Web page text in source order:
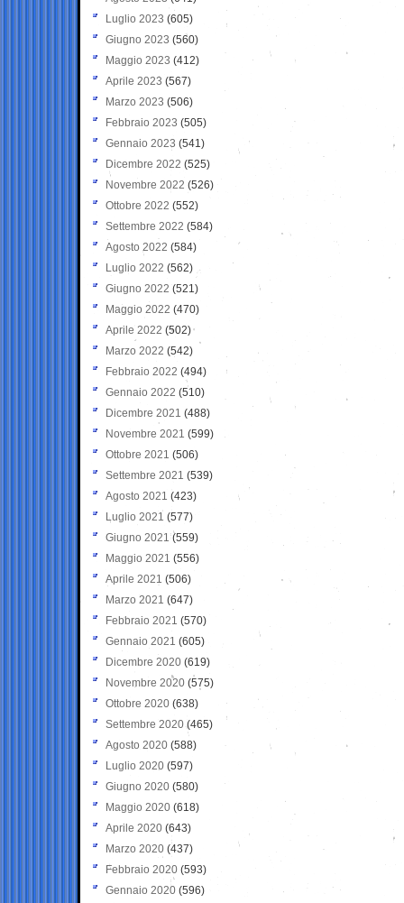
Luglio 2023 (605)
Giugno 2023 (560)
Maggio 2023 (412)
Aprile 2023 (567)
Marzo 2023 (506)
Febbraio 2023 (505)
Gennaio 2023 (541)
Dicembre 2022 (525)
Novembre 2022 (526)
Ottobre 2022 (552)
Settembre 2022 (584)
Agosto 2022 (584)
Luglio 2022 (562)
Giugno 2022 (521)
Maggio 2022 (470)
Aprile 2022 (502)
Marzo 2022 (542)
Febbraio 2022 (494)
Gennaio 2022 (510)
Dicembre 2021 (488)
Novembre 2021 (599)
Ottobre 2021 (506)
Settembre 2021 (539)
Agosto 2021 (423)
Luglio 2021 (577)
Giugno 2021(559)
Maggio 2021 (556)
Aprile 2021 (506)
Marzo 2021 (647)
Febbraio 2021 (570)
Gennaio 2021 (605)
Dicembre 2020 (619)
Novembre 2020 (575)
Ottobre 2020 (638)
Settembre 2020(465)
Agosto 2020 (588)
Luglio 2020 (597)
Giugno 2020 (580)
Maggio 2020 (618)
Aprile 2020 (643)
Marzo 2020 (437)
Febbraio 2020 (593)
Gennaio 2020 (596)